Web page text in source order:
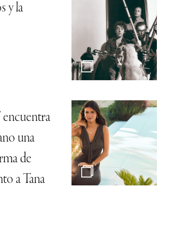
y la
una
de
a Tana